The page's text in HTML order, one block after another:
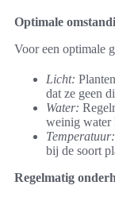
Optimale
Voor een optimale
Licht:
dat ze geen
Water:
weinig water
Temperatuur:
bij de soort
Regelmatig